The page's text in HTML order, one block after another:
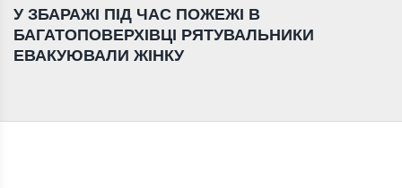
У ЗБАРАЖІ ПІД ЧАС ПОЖЕЖІ В
БАГАТОПОВЕРХІВЦІ РЯТУВАЛЬНИКИ
ЕВАКУЮВАЛИ ЖІНКУ